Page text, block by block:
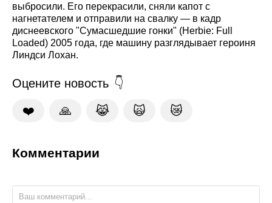
выбросили. Его перекрасили, сняли капот с
нагнетателем и отправили на свалку — в кадр
диснеевского "Сумасшедшие гонки" (Herbie: Full
Loaded) 2005 года, где машину разглядывает героиня
Линдси Лохан.
Оцените новость
❤️ 🙏 😹 🙀 😿
Комментарии